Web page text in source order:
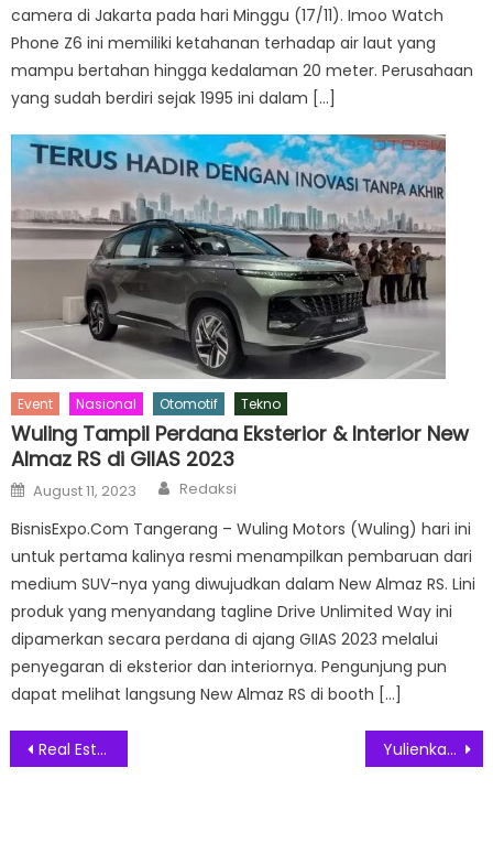
camera di Jakarta pada hari Minggu (17/11). Imoo Watch
Phone Z6 ini memiliki ketahanan terhadap air laut yang
mampu bertahan hingga kedalaman 20 meter. Perusahaan
yang sudah berdiri sejak 1995 ini dalam […]
Event Nasional Otomotif Tekno
Wuling Tampil Perdana Eksterior & Interior New
Almaz RS di GIIAS 2023
Posted
on
August 11, 2023 Author
Redaksi
BisnisExpo.Com Tangerang – Wuling Motors (Wuling) hari ini
untuk pertama kalinya resmi menampilkan pembaruan dari
medium SUV-nya yang diwujudkan dalam New Almaz RS. Lini
produk yang menyandang tagline Drive Unlimited Way ini
dipamerkan secara perdana di ajang GIIAS 2023 melalui
penyegaran di eksterior dan interiornya. Pengunjung pun
dapat melihat langsung New Almaz RS di booth […]
Post
Real Estate Asia Pasifik Pecahkan Rekor Volume Transaksi 2019 Yulienka Dan Go Block S Meriahkan Suasana Memiles Jadi Tambah Heboh